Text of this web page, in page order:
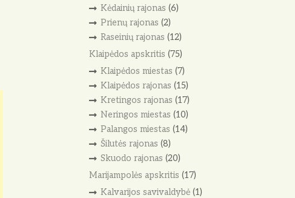
Kėdainių rajonas (6)
Prienų rajonas (2)
Raseinių rajonas (12)
Klaipėdos apskritis (75)
Klaipėdos miestas (7)
Klaipėdos rajonas (15)
Kretingos rajonas (17)
Neringos miestas (10)
Palangos miestas (14)
Šilutės rajonas (8)
Skuodo rajonas (20)
Marijampolės apskritis (17)
Kalvarijos savivaldybė(1)